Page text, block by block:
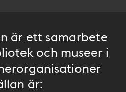
är ett samarbete
och museer i
är: